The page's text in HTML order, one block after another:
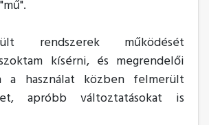
rendszerek működését
kísérni, és megrendelői
a használat közben felmerült
apróbb változtatásokat is